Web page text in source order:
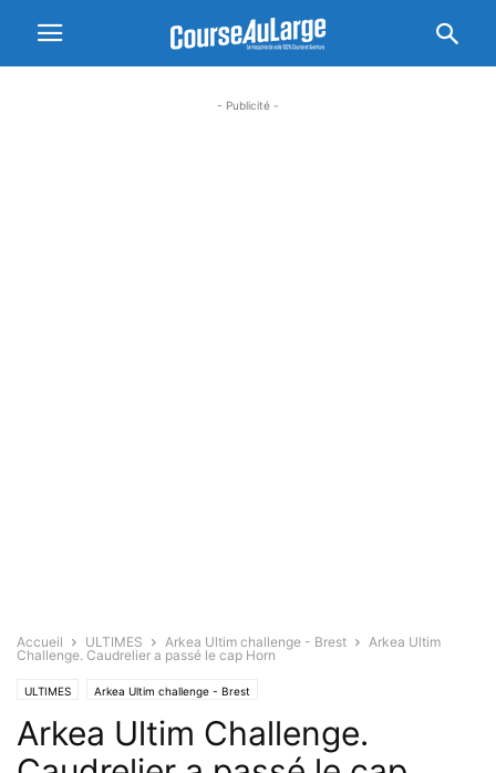
- Publicité -
Accueil ULTIMES Arkea Ultim challenge - Brest
Arkea Ultim
Challenge. Caudrelier a passé le cap Horn
ULTIMES Arkea Ultim challenge - Brest
Arkea Ultim Challenge.